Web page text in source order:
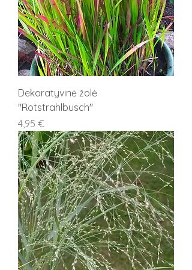
Dekoratyvinė žolė
"Rotstrahlbusch"
Kaina
4,95 €